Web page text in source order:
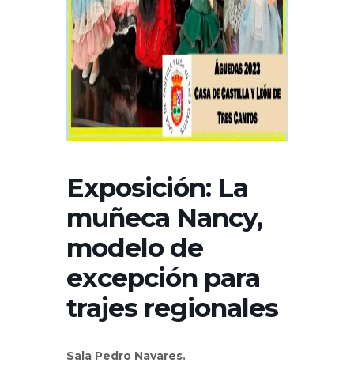
Exposición: La
muñeca Nancy,
modelo de
excepción para
trajes regionales
Sala Pedro Navares.